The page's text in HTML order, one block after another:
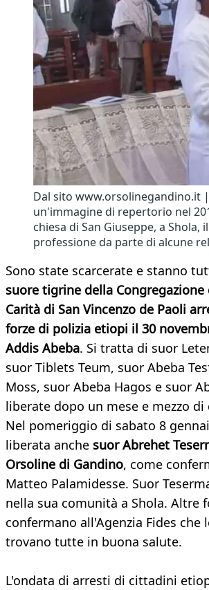
Dal sito www.orsolinegandino.it
un'immagine di repertorio nel
chiesa di San Giuseppe, a Shola,
professione da parte di alcune
Sono state scarcerate e stanno
suore tigrine della
Carità di San Vincenzo de Paoli
forze di polizia etiopi il 30
Addis Abeba. Si tratta di suor
suor Tiblets Teum, suor Abeba
Moss, suor Abeba Hagos e suor
liberate dopo un mese e mezzo di
Nel pomeriggio di sabato 8
liberata anche suor Abrehet
Orsoline di Gandino, come
Matteo Palamidesse. Suor
nella sua comunità a Shola. Altre
confermano all'Agenzia Fides che
trovano tutte in buona salute.
L'ondata di arresti di cittadini